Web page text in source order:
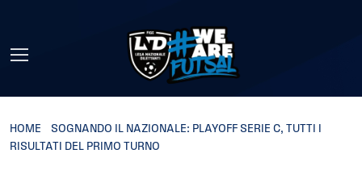
HOME
SOGNANDO IL NAZIONALE: PLAYOFF SERIE C, TUTTI I
RISULTATI DEL PRIMO TURNO